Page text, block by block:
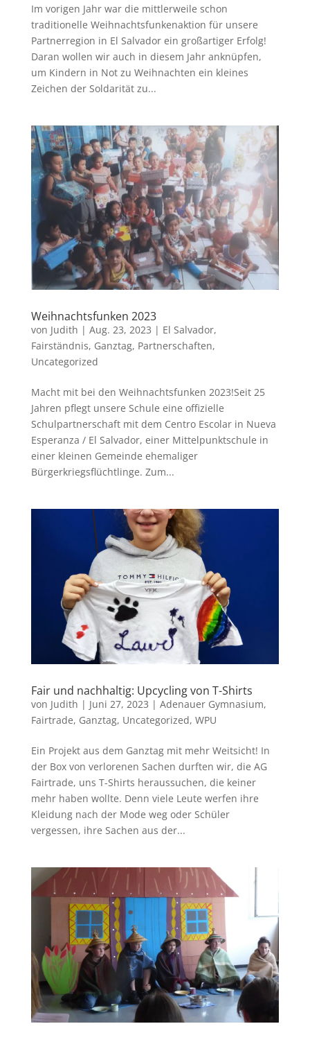
Im vorigen Jahr war die mittlerweile schon
traditionelle Weihnachtsfunkenaktion für unsere
Partnerregion in El Salvador ein großartiger Erfolg!
Daran wollen wir auch in diesem Jahr anknüpfen,
um Kindern in Not zu Weihnachten ein kleines
Zeichen der Soldarität zu...
Weihnachtsfunken 2023
von Judith | Aug. 23, 2023 | El Salvador,
Fairständnis, Ganztag, Partnerschaften,
Uncategorized
Macht mit bei den Weihnachtsfunken 2023!Seit 25
Jahren pflegt unsere Schule eine offizielle
Schulpartnerschaft mit dem Centro Escolar in Nueva
Esperanza / El Salvador, einer Mittelpunktschule in
einer kleinen Gemeinde ehemaliger
Bürgerkriegsflüchtlinge. Zum...
Fair und nachhaltig: Upcycling von T-Shirts
von Judith | Juni 27, 2023 | Adenauer Gymnasium,
Fairtrade, Ganztag, Uncategorized, WPU
Ein Projekt aus dem Ganztag mit mehr Weitsicht! In
der Box von verlorenen Sachen durften wir, die AG
Fairtrade, uns T-Shirts heraussuchen, die keiner
mehr haben wollte. Denn viele Leute werfen ihre
Kleidung nach der Mode weg oder Schüler
vergessen, ihre Sachen aus der...